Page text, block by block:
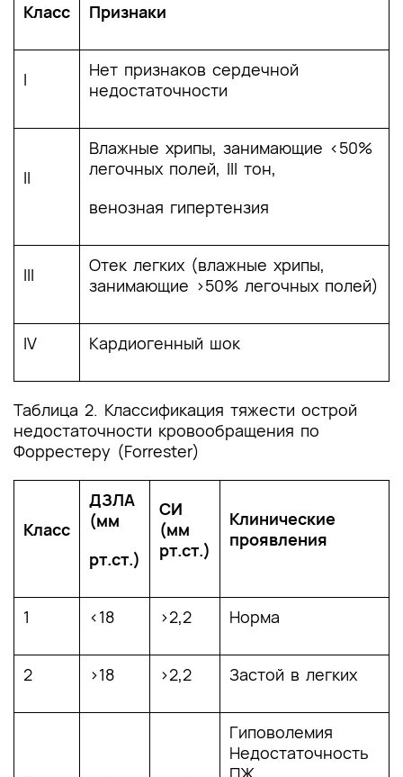
Класс Признаки
I
Нет признаков сердечной
недостаточности
II
Влажные хрипы, занимающие <50%
легочных полей, III тон,
венозная гипертензия
III
Отек легких (влажные хрипы,
занимающие >50% легочных полей)
IV Кардиогенный шок
Таблица 2. Классификация тяжести острой
недостаточности кровообращения по
Форрестеру (Forrester)
Класс
ДЗЛА
(мм
рт.ст.)
СИ
(мм
рт.ст.)
Клинические
проявления
1 <18 >2,2 Норма
2 >18 >2,2 Застой в легких
Гиповолемия
Недостаточность